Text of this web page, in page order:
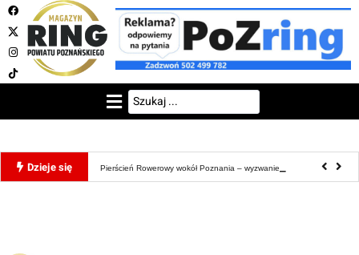
Dzieje się
wytrwał